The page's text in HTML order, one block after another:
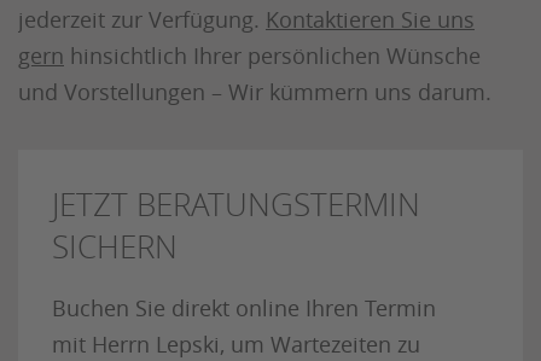
jederzeit zur Verfügung. Kontaktieren Sie uns
gern hinsichtlich Ihrer persönlichen Wünsche
und Vorstellungen – Wir kümmern uns darum.
JETZT BERATUNGSTERMIN
SICHERN
Buchen Sie direkt online Ihren Termin
mit Herrn Lepski, um Wartezeiten zu